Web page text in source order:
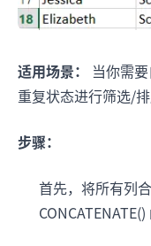
适用场景：
当你需
重复状态进行筛选/排
步骤：
首先，将所有列